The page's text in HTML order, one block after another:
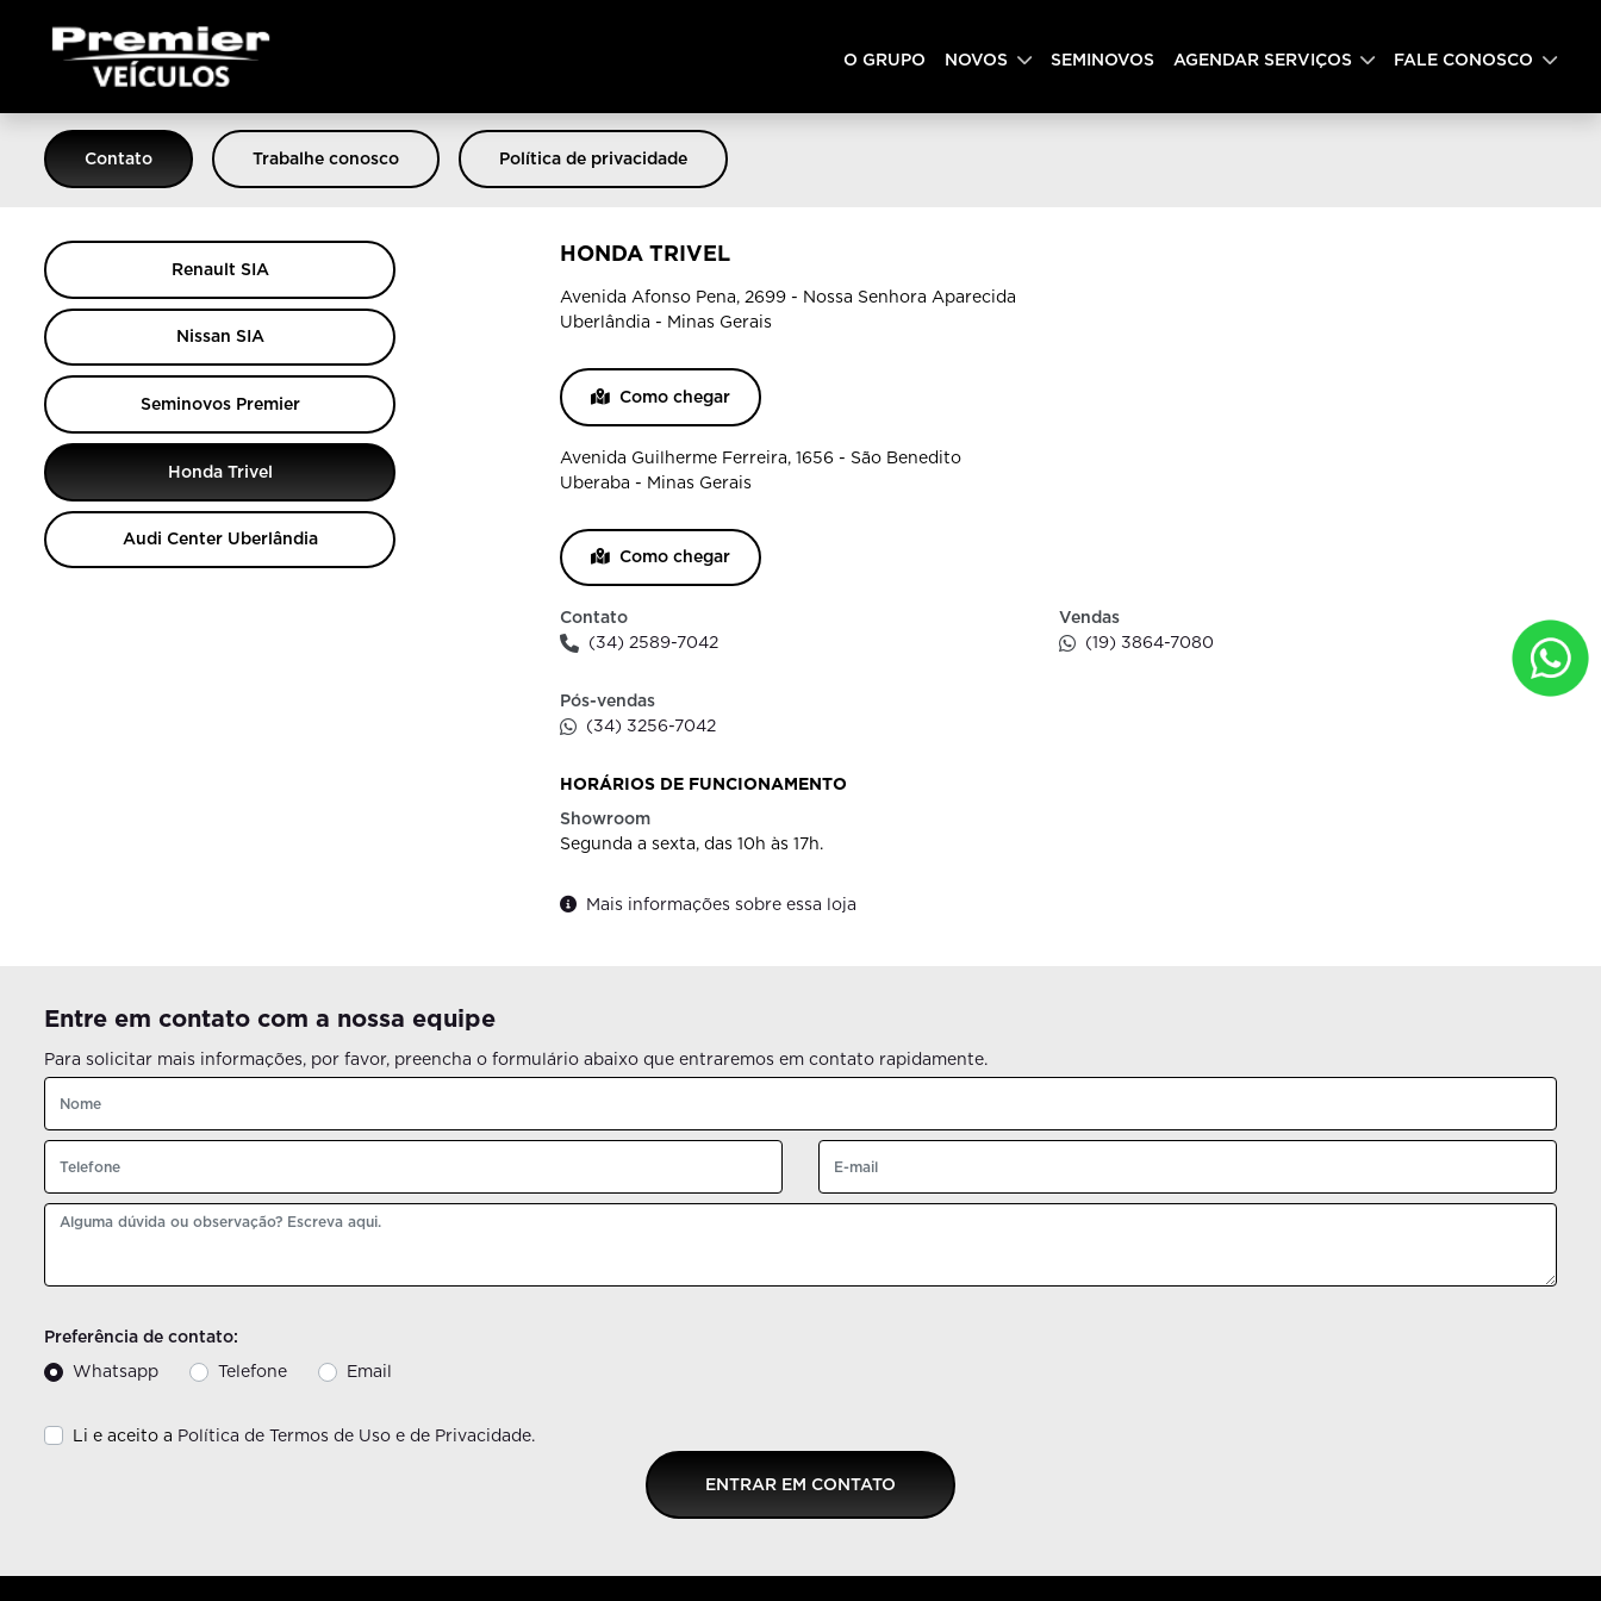
O GRUPO NOVOS SEMINOVOS AGENDAR SERVIÇOS FALE CONOSCO
Contato Trabalhe conosco Política de privacidade
Renault SIA
Nissan SIA
Seminovos Premier
Honda Trivel
Audi Center Uberlândia
HONDA TRIVEL
Avenida Afonso Pena, 2699 - Nossa Senhora Aparecida
Uberlândia - Minas Gerais
Como chegar
Avenida Guilherme Ferreira, 1656 - São Benedito
Uberaba - Minas Gerais
Como chegar
Contato
(34) 2589-7042
Vendas
(19) 3864-7080
Pós-vendas
(34) 3256-7042
HORÁRIOS DE FUNCIONAMENTO
Showroom
Segunda a sexta, das 10h às 17h.
Mais informações sobre essa loja
Entre em contato com a nossa equipe
Para solicitar mais informações, por favor, preencha o formulário abaixo que entraremos em contato rapidamente.
Preferência de contato:
Whatsapp
Telefone Email
Li e aceito a Política de Termos de Uso e de Privacidade.
ENTRAR EM CONTATO